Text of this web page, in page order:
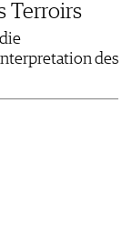
Terroirs
des